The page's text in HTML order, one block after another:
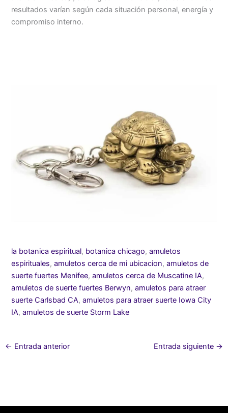
resultados varían según cada situación personal, energía y
compromiso interno.
la botanica espiritual, botanica chicago,amuletos
espirituales,amuletos cerca de mi ubicacion,amuletos de
suerte fuertes Menifee,amuletos cerca de Muscatine IA,
amuletos de suerte fuertes Berwyn,amuletos para atraer
suerte Carlsbad CA,amuletos para atraer suerte Iowa City
IA,amuletos de suerte Storm Lake
← Entrada anterior Entrada siguiente →